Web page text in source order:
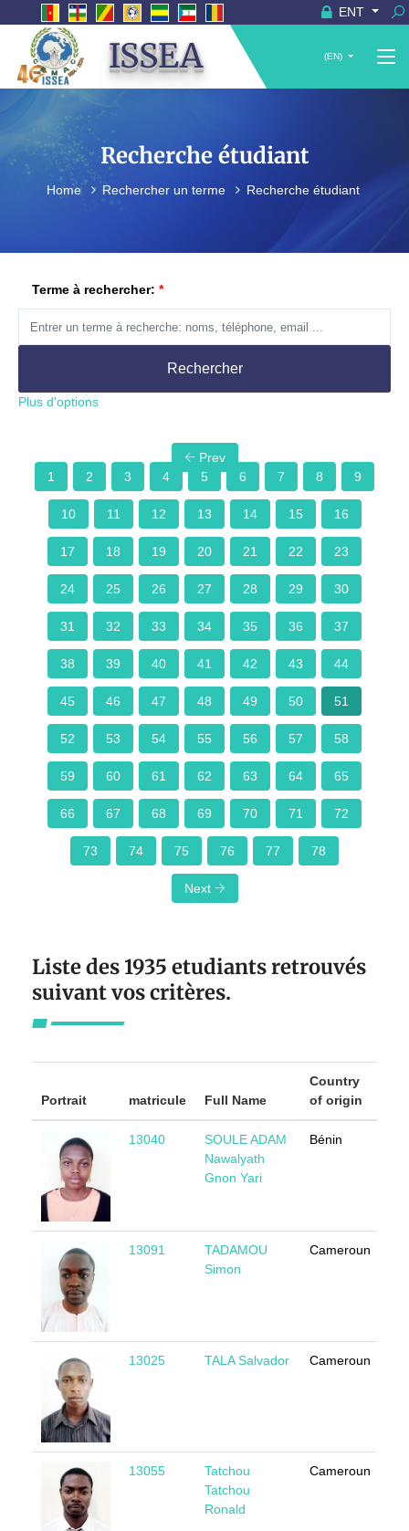
ENT
ISSEA (EN)
Recherche étudiant
Home Rechercher un terme Recherche étudiant
Terme à rechercher:
Rechercher
Plus d'options
Prev
1
2 3 4 5 6 7 8 9
10 11 12 13 14 15 16
17 18 19 20 21 22 23
24 25 26 27 28 29 30
31 32 33 34 35 36 37
38 39 40 41 42 43 44
45 46 47 48 49 50 51
52 53 54 55 56 57 58
59 60 61 62 63 64 65
66 67 68 69 70 71 72
73 74 75 76 77 78
Next
Liste des 1935 etudiants retrouvés
suivant vos critères.
Portrait matricule Full Name
Country
of origin
13040
SOULE ADAM
Nawalyath
Gnon Yari
Bénin
13091
TADAMOU
Simon
Cameroun
13025 TALA Salvador Cameroun
13055
Tatchou
Tatchou
Ronald
Cameroun